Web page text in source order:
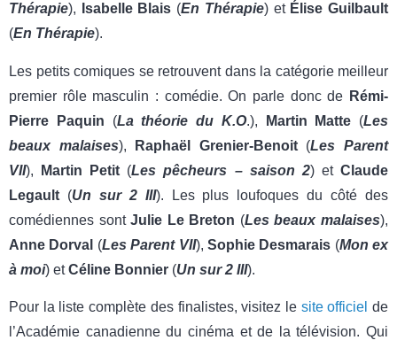
Thérapie), Isabelle Blais (En Thérapie) et Élise Guilbault
(En Thérapie).
Les petits comiques se retrouvent dans la catégorie meilleur
premier rôle masculin : comédie. On parle donc de Rémi-
Pierre Paquin (La théorie du K.O.), Martin Matte (Les
beaux malaises), Raphaël Grenier-Benoit(Les Parent
VII), Martin Petit (Les pêcheurs – saison 2) etClaude
Legault (Un sur 2 III). Les plus loufoques du côté des
comédiennes sontJulie Le Breton (Les beaux malaises),
Anne Dorval (Les Parent VII), Sophie Desmarais (Mon ex
à moi) etCéline Bonnier (Un sur 2 III).
Pour la liste complète des finalistes, visitez le site officiel de
l’Académie canadienne du cinéma et de la télévision. Qui